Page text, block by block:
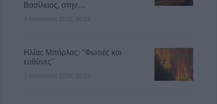
Βασίλειος, στην…
4 Αυγούστου 2026, 20:34
Ηλίας Μπόρλας: "Φωτιές και
ευθύνες"
3 Αυγούστου 2026, 10:02